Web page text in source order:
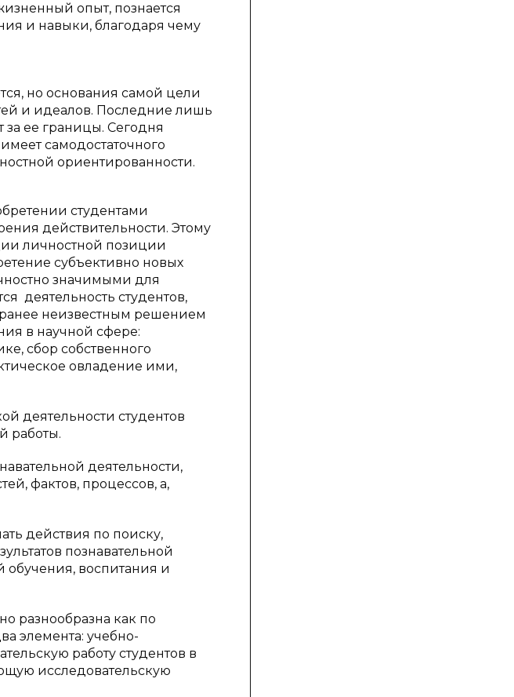
опыт, познается
и навыки, благодаря чему
но основания самой цели
и идеалов. Последние лишь
ее границы. Сегодня
самодостаточного
ориентированности.
студентами
действительности. Этому
личностной позиции
субъективно новых
значимыми для
деятельность студентов,
неизвестным решением
в научной сфере:
сбор собственного
овладение ими,
деятельности студентов
работы.
деятельности,
фактов, процессов, а,
действия по поиску,
познавательной
обучения, воспитания и
разнообразна как по
элемента: учебно-
работу студентов в
исследовательскую